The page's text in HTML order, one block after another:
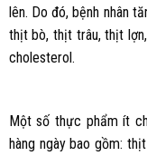
lên. Do đó, bệnh nhân
thịt bò, thịt trâu, thịt
cholesterol.
Một số thực phẩm ít
hàng ngày bao gồm: